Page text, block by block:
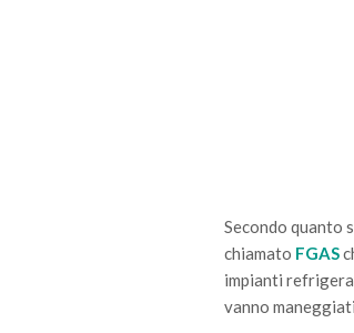
Secondo quanto
chiamato FGAS
impianti
vanno